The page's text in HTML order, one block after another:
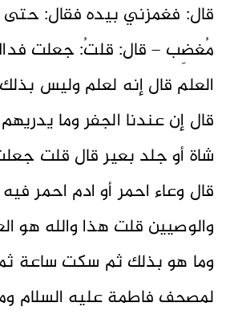
قال: فغمزني بيده فقال:
مُغضِب – قال: قلتُ: جعلت
العلم قال إنه لعلم وليس
قال إن عندنا الجفر وما
شاة أو جلد بعير قال قلت
قال وعاء احمر أو ادم احمر
والوصيين قلت هذا والله هو
وما هو بذلك ثم سكت ساعة
لمصحف فاطمة عليه السلام